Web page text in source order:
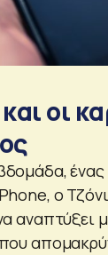
οι
ο
αναπτύξει